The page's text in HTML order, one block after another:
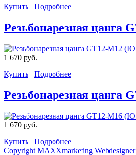
Купить
Подробнее
Резьбонарезная цанга
1 670 руб.
Купить
Подробнее
Резьбонарезная цанга
1 670 руб.
Купить
Подробнее
Copyright MAXXmarketing